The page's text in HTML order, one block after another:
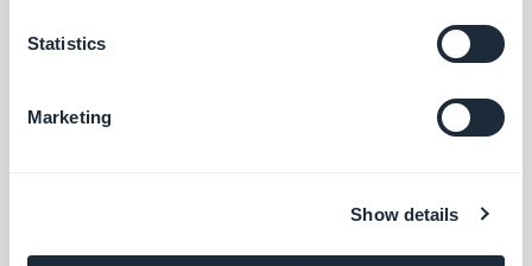
Statistics
Marketing
Show details
GoodBarber hatte er eine perfekte Lösung, die ihm
die volle Kontrolle über seine Nachrichten und
Darüber hinaus sind die jüngeren Generationen
sehr telefonaffin und nutzen eher Anwendungen